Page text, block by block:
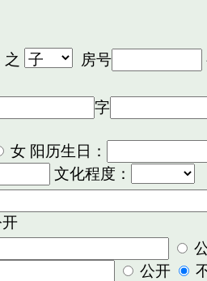
之 房号
字
女 阳历生日：
文化程度：
公开